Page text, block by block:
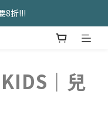
要$1488
8折!!!
｜兒